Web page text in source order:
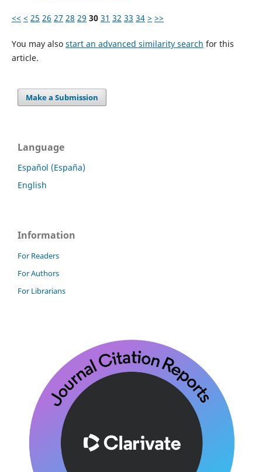
<< < 25 26 27 28 29 30 31 32 33 34 > >>
You may also start an advanced similarity search for this
article.
Make a Submission
Language
Español (España)
English
Information
For Readers
For Authors
For Librarians